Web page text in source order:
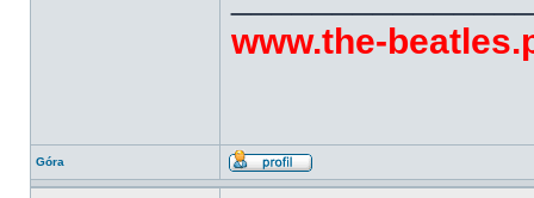
www.the-
Góra